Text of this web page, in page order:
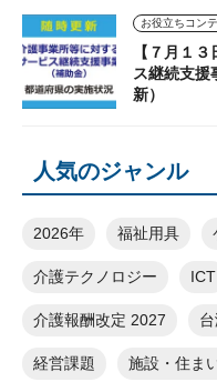
【７月１
ス継続支
新）
人気のジャンル
2026年 福祉用具
介護テクノロジー ICT
介護報酬改定 2027
経営課題 施設・住ま